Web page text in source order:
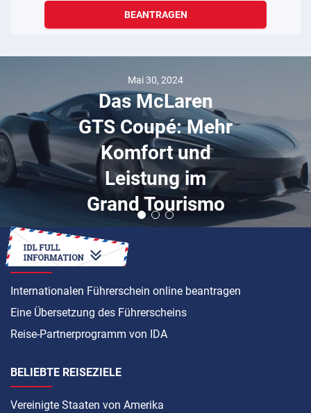
BEANTRAGEN
Mai 30, 2024
Das McLaren
GTS Coupé: Mehr
Komfort und
Leistung im
Grand Tourismo
ANLEITUNG
Internationalen Führerschein online beantragen
Eine Übersetzung des Führerscheins
Reise-Partnerprogramm von IDA
BELIEBTE REISEZIELE
Vereinigte Staaten von Amerika